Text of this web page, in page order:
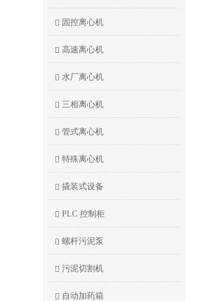
固控离心机
高速离心机
水厂离心机
三相离心机
管式离心机
特殊离心机
撬装式设备
PLC 控制柜
螺杆污泥泵
污泥切割机
自动加药箱